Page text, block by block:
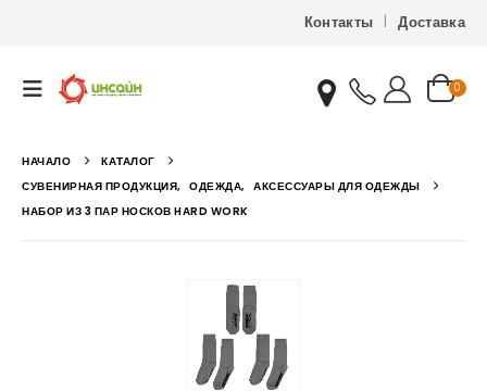
Контакты Доставка
0
НАЧАЛО
КАТАЛОГ
СУВЕНИРНАЯ ПРОДУКЦИЯ, ОДЕЖДА, АКСЕССУАРЫ ДЛЯ ОДЕЖДЫ
НАБОР ИЗ 3 ПАР НОСКОВ HARD WORK